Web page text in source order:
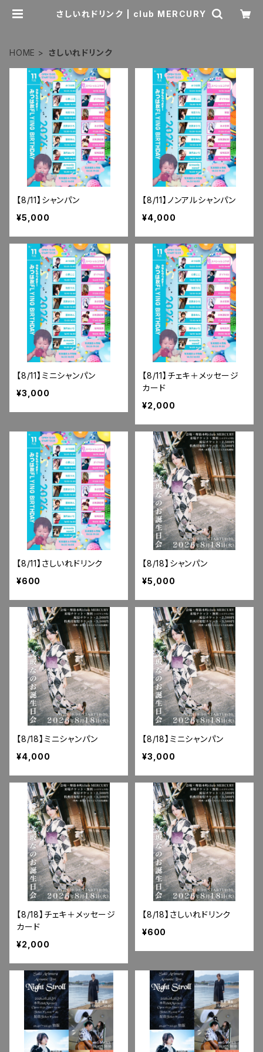
さしいれドリンク | club MERCURY
HOME さしいれドリンク
【8/11】シャンパン
¥5,000
【8/11】ノンアルシャンパン
¥4,000
【8/11】ミニシャンパン
¥3,000
【8/11】チェキ＋メッセージ
カード
¥2,000
【8/11】さしいれドリンク
¥600
【8/18】シャンパン
¥5,000
【8/18】ミニシャンパン
¥4,000
【8/18】ミニシャンパン
¥3,000
【8/18】チェキ＋メッセージ
カード
¥2,000
【8/18】さしいれドリンク
¥600